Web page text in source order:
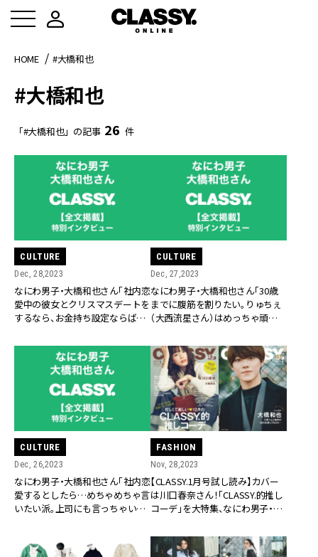
HOME #大橋和也
#大橋和也
「#大橋和也」の記事 26 件
CULTURE
Dec, 28,2023
なにわ男子・大橋和也さん「社内恋
愛中の彼女とクリスマスデートを
するなら、お金持ち設定ならば…」
タビュー・後編】
CULTURE
Dec, 27,2023
なにわ男子・大橋和也さん「30歳
までに腹筋を割りたい。りゅちぇ
（大西流星さん）はめっちゃ頑張っ
【特別インタビュー・中編】
CULTURE
Dec, 26,2023
なにわ男子・大橋和也さん「社内恋
愛するとしたら…めちゃめちゃ言
いたい派。上司にも言っちゃいま
FASHION
Nov, 28,2023
【CLASSY.1月号試し読み】カバー
は川口春奈さん！「CLASSY.的推し
コーデ」を大特集、なにわ男子・大